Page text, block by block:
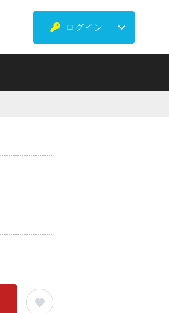
ログイン